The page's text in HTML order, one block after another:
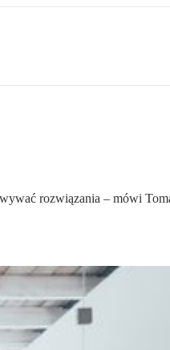
rozwiązania – mówi